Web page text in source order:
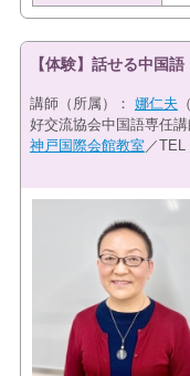
【体験】話せる中国語
講師（所属）： 娜仁夫
好交流協会中国語専任講
神戸国際会館教室 ／TEL